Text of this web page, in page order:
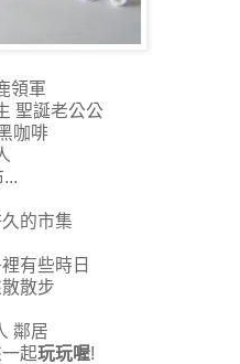
領軍
聖誕老公公
咖啡
...
的市集
有些時日
散步
鄰居
起玩玩喔!